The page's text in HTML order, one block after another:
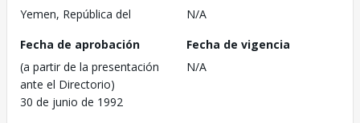
Yemen, República del
N/A
Fecha de aprobación
(a partir de la presentación
ante el Directorio)
30 de junio de 1992
Fecha de vigencia
N/A